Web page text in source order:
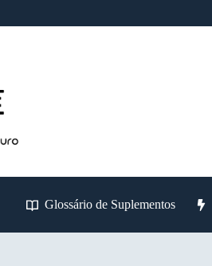
Glossário de Suplementos